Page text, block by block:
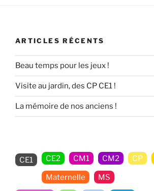
ARTICLES RÉCENTS
Beau temps pour les jeux !
Visite au jardin, des CP CE1 !
La mémoire de nos anciens !
CE1 CE2 CM1 CM2 CP
Maternelle MS